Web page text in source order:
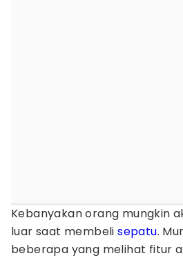
Kebanyakan orang mungkin
luar saat membelisepatu.
beberapa yang melihat fitur